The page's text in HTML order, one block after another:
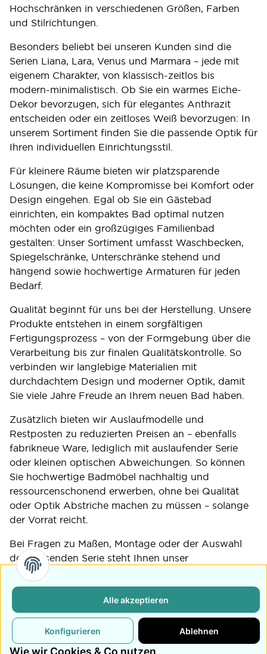
Hochschränken in verschiedenen Größen, Farben
und Stilrichtungen.
Besonders beliebt bei unseren Kunden sind die
Serien Liana, Lara, Venus und Marmara – jede mit
eigenem Charakter, von klassisch-zeitlos bis
modern-minimalistisch. Ob Sie ein warmes Eiche-
Dekor bevorzugen, sich für elegantes Anthrazit
entscheiden oder ein zeitloses Weiß bevorzugen: In
unserem Sortiment finden Sie die passende Optik für
Ihren individuellen Einrichtungsstil.
Für kleinere Räume bieten wir platzsparende
Lösungen, die keine Kompromisse bei Komfort oder
Design eingehen. Egal ob Sie ein Gästebad
einrichten, ein kompaktes Bad optimal nutzen
möchten oder ein großzügiges Familienbad
gestalten: Unser Sortiment umfasst Waschbecken,
Spiegelschränke, Unterschränke stehend und
hängend sowie hochwertige Armaturen für jeden
Bedarf.
Qualität beginnt für uns bei der Herstellung. Unsere
Produkte entstehen in einem sorgfältigen
Fertigungsprozess – von der Formgebung über die
Verarbeitung bis zur finalen Qualitätskontrolle. So
verbinden wir langlebige Materialien mit
durchdachtem Design und moderner Optik, damit
Sie viele Jahre Freude an Ihrem neuen Bad haben.
Zusätzlich bieten wir Auslaufmodelle und
Restposten zu reduzierten Preisen an – ebenfalls
fabrikneue Ware, lediglich mit auslaufender Serie
oder kleinen optischen Abweichungen. So können
Sie hochwertige Badmöbel nachhaltig und
ressourcenschonend erwerben, ohne bei Qualität
oder Optik Abstriche machen zu müssen – solange
der Vorrat reicht.
Bei Fragen zu Maßen, Montage oder der Auswahl
der passenden Serie steht Ihnen unser
Kundenservice gerne zur Seite. Bei Banyox stehen
Qualität, Nachhaltigkeit und Kundenzufriedenheit im
Mittelpunkt – profitieren Sie von schneller Lieferung,
kompetenter Beratung und einem Sortiment, das
stetig um neue Designs erweitert wird. Entdecken
Sie jetzt Ihr neues Traumbad bei Banyox.
Alle akzeptieren
Konfigurieren Ablehnen
Wie wir Cookies & Co nutzen